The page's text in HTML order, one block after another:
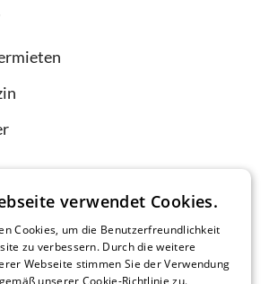
downloaden
verwendet Cookies.
Cookies, um die Benutzerfreundlichkeit
zu verbessern. Durch die weitere
Webseite stimmen Sie der Verwendung
unserer Cookie-Richtlinie zu.